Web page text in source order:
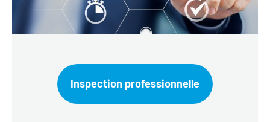
Inspection professionnelle